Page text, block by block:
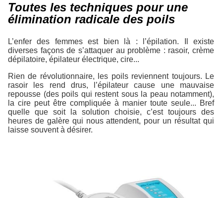
Toutes les techniques pour une
élimination radicale des poils
L’enfer des femmes est bien là : l’épilation. Il existe
diverses façons de s’attaquer au problème : rasoir, crème
dépilatoire, épilateur électrique, cire...
Rien de révolutionnaire, les poils reviennent toujours. Le
rasoir les rend drus, l’épilateur cause une mauvaise
repousse (des poils qui restent sous la peau notamment),
la cire peut être compliquée à manier toute seule... Bref
quelle que soit la solution choisie, c’est toujours des
heures de galère qui nous attendent, pour un résultat qui
laisse souvent à désirer.